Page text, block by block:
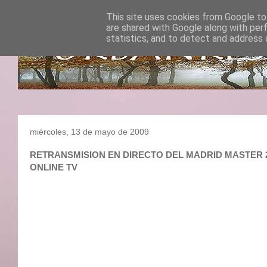
miércoles, 13 de mayo de 2009
RETRANSMISION EN DIRECTO DEL MADRID
ONLINE TV
This site uses cookies from Google
are shared with Google along with
statistics, and to detect and address